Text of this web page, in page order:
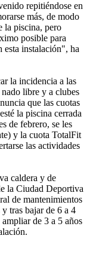
repitiéndose en
más, de modo
la piscina, pero
posible para
esta instalación", ha
la incidencia a las
libre y a clubes
que las cuotas
la piscina cerrada
de febrero, se les
y la cuota TotalFit
las actividades
caldera y de
la Ciudad Deportiva
de mantenimientos
tras bajar de 6 a 4
de 3 a 5 años